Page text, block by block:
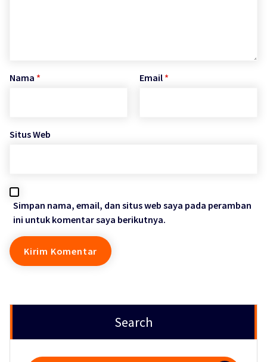
Nama * Email *
Situs Web
Simpan nama, email, dan situs web saya pada peramban
ini untuk komentar saya berikutnya.
Search